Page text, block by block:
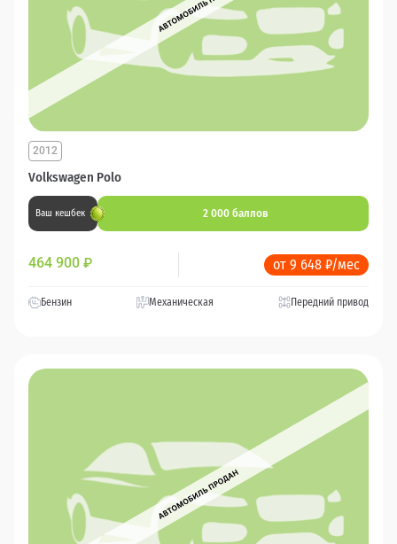
Volkswagen Polo
2012
Ваш кешбек 2 000 баллов
464 900 ₽ от 9 648 ₽/мес
Бензин Механическая Передний привод